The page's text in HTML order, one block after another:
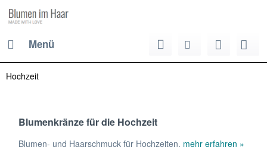
Menü
Hochzeit
Blumenkränze für die Hochzeit
Blumen- und Haarschmuck für Hochzeiten. mehr erfahren »